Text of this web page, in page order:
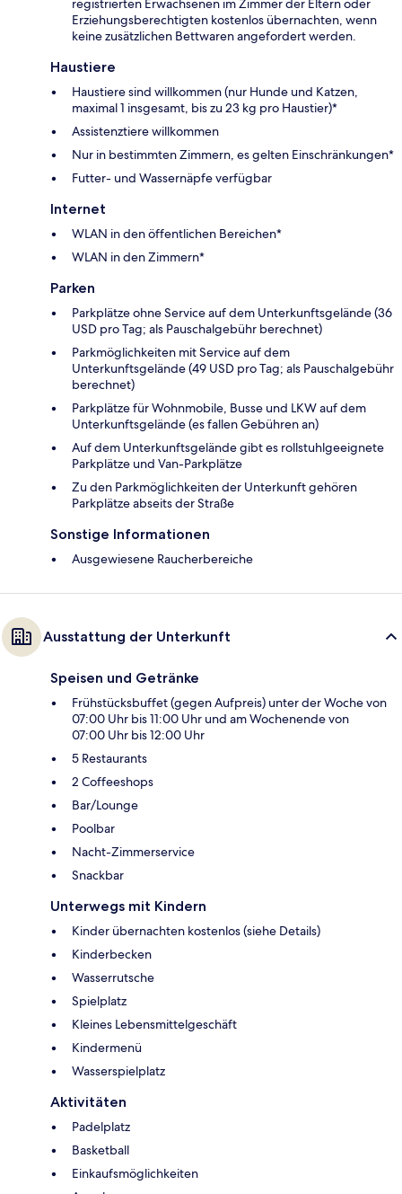
registrierten Erwachsenen im Zimmer der Eltern oder
Erziehungsberechtigten kostenlos übernachten, wenn
keine zusätzlichen Bettwaren angefordert werden.
Haustiere
Haustiere sind willkommen (nur Hunde und Katzen,
maximal 1 insgesamt, bis zu 23 kg pro Haustier)*
Assistenztiere willkommen
Nur in bestimmten Zimmern, es gelten Einschränkungen*
Futter- und Wassernäpfe verfügbar
Internet
WLAN in den öffentlichen Bereichen*
WLAN in den Zimmern*
Parken
Parkplätze ohne Service auf dem Unterkunftsgelände (36
USD pro Tag; als Pauschalgebühr berechnet)
Parkmöglichkeiten mit Service auf dem
Unterkunftsgelände (49 USD pro Tag; als Pauschalgebühr
berechnet)
Parkplätze für Wohnmobile, Busse und LKW auf dem
Unterkunftsgelände (es fallen Gebühren an)
Auf dem Unterkunftsgelände gibt es rollstuhlgeeignete
Parkplätze und Van-Parkplätze
Zu den Parkmöglichkeiten der Unterkunft gehören
Parkplätze abseits der Straße
Sonstige Informationen
Ausgewiesene Raucherbereiche
Ausstattung der Unterkunft
Speisen und Getränke
Frühstücksbuffet (gegen Aufpreis) unter der Woche von
07:00 Uhr bis 11:00 Uhr und am Wochenende von
07:00 Uhr bis 12:00 Uhr
5 Restaurants
2 Coffeeshops
Bar/Lounge
Poolbar
Nacht-Zimmerservice
Snackbar
Unterwegs mit Kindern
Kinder übernachten kostenlos (siehe Details)
Kinderbecken
Wasserrutsche
Spielplatz
Kleines Lebensmittelgeschäft
Kindermenü
Wasserspielplatz
Aktivitäten
Padelplatz
Basketball
Einkaufsmöglichkeiten